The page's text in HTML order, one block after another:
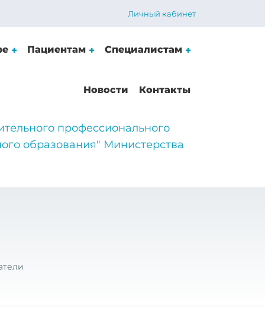
Личный кабинет
Пациентам Специалистам
Новости Контакты
профессионального
образования" Министерства